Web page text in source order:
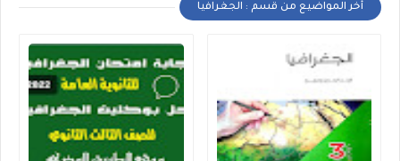
أخر المواضيع من قسم : الجغرافيا